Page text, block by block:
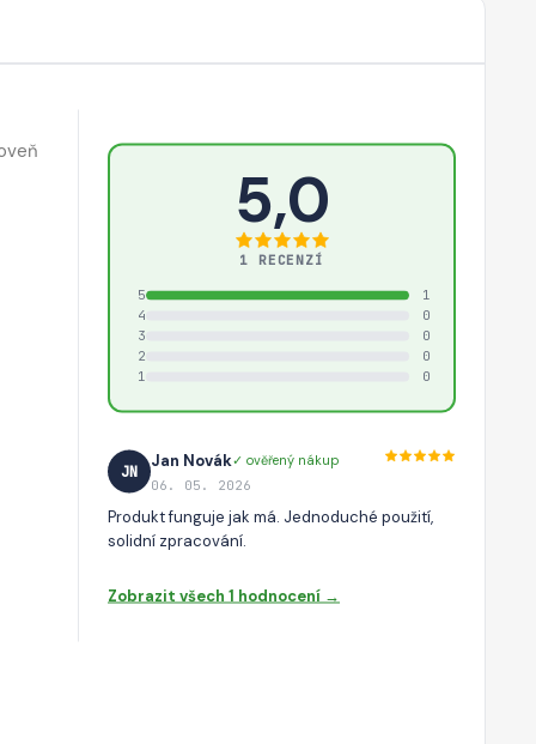
5,0
1 RECENZÍ
5
1
4
0
3
0
2
0
1
0
JN
Jan Novák✓ ověřený nákup
06. 05. 2026
Produkt funguje jak má. Jednoduché použití,
solidní zpracování.
Zobrazit všech 1 hodnocení →